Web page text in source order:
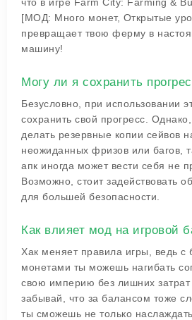
[МОД: Много монет, Открытые
превращает твою ферму в
машину!
Могу ли я сохранить
Безусловно, при использовании
сохранить свой прогресс.
делать резервные копии сейвов
неожиданных фризов или багов,
апк иногда может вести себя не
Возможно, стоит задействовать
для большей безопасности.
Как влияет мод на игровой
Хак меняет правила игры, ведь с
монетами ты можешь нагибать
свою империю без лишних
забывай, что за балансом тоже
ты сможешь не только